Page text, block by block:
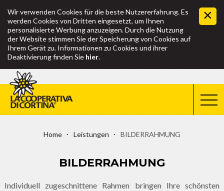
Wir verwenden Cookies für die beste Nutzererfahrung. Es
werden Cookies von Dritten eingesetzt, um Ihnen
personalisierte Werbung anzuzeigen. Durch die Nutzung
der Website stimmen Sie der Speicherung von Cookies auf
Ihrem Gerät zu. Informationen zu Cookies und ihrer
Deaktivierung finden Sie hier.
Home Leistungen BILDERRAHMUNG
BILDERRAHMUNG
Individuell zugeschnittene Rahmen bringen Ihre schönsten